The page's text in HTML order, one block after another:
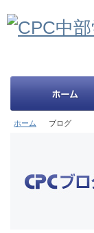
ホーム ブログ